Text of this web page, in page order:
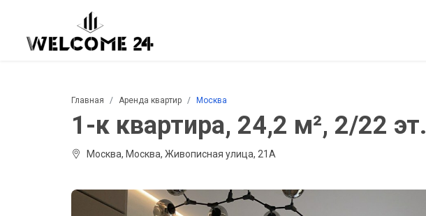
Главная Аренда квартир Москва
1-к квартира, 24,2 м², 2/22 эт.
Москва, Москва, Живописная улица, 21А